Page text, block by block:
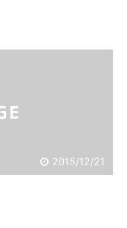
2015/12/21